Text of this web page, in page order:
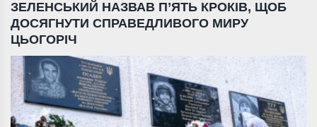
ЗЕЛЕНСЬКИЙ НАЗВАВ П’ЯТЬ КРОКІВ, ЩОБ
ДОСЯГНУТИ СПРАВЕДЛИВОГО МИРУ
ЦЬОГОРІЧ